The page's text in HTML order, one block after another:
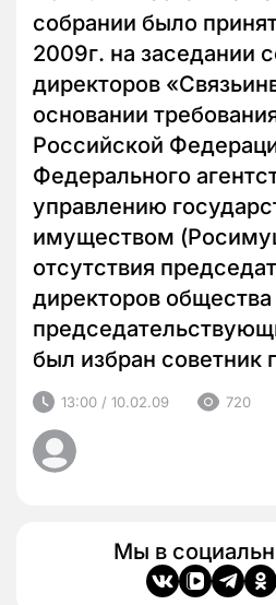
собрании было
2009г. на заседании
директоров
основании
Российской
Федерального
управлению
имуществом
отсутствия
директоров общества
был избран советник
13:00 / 10.02.09 720
Мы в